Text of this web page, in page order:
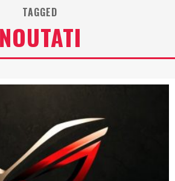
TAGGED
NOUTATI